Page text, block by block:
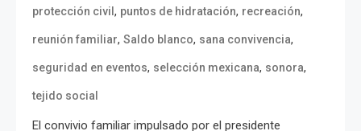
protección civil , puntos de hidratación, recreación,
reunión familiar, Saldo blanco, sana convivencia,
seguridad en eventos, selección mexicana, sonora,
tejido social
El convivio familiar impulsado por el presidente